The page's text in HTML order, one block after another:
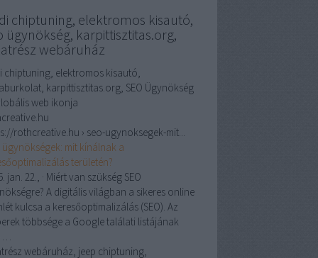
chiptuning, elektromos kisautó,
ügynökség, karpittisztitas.org,
webáruház
chiptuning, elektromos kisautó,
karpittisztitas.org, SEO Ügynökség
rothcreative.hu › seo-ugynoksegek-mit...
ügynökségek: mit kínálnak a
területén?
jan. 22., · Miért van szükség SEO
A digitális világban a sikeres online
kulcsa a keresőoptimalizálás (SEO). Az
többsége a Google találati listájának
…
webáruház, jeep chiptuning,